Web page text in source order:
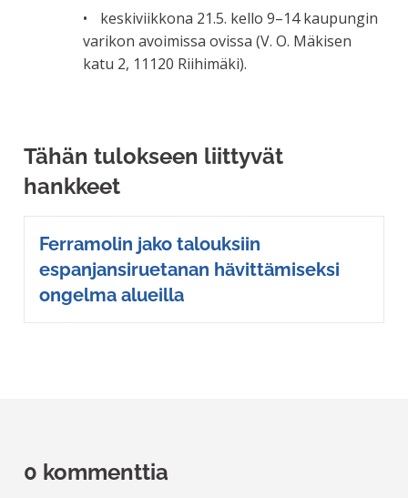
keskiviikkona 21.5. kello 9–14 kaupungin
varikon avoimissa ovissa (V. O. Mäkisen
katu 2, 11120 Riihimäki).
Tähän tulokseen liittyvät
hankkeet
Ferramolin jako talouksiin
espanjansiruetanan hävittämiseksi
ongelma alueilla
0 kommenttia